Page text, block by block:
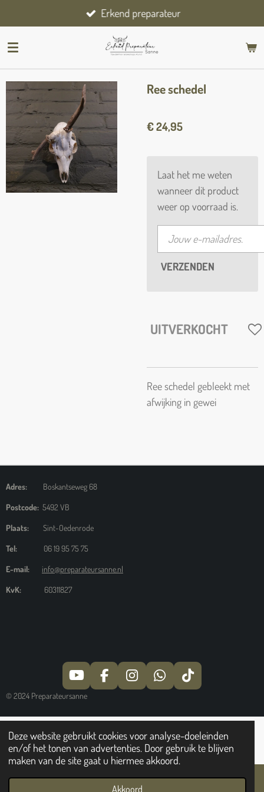
Deze website gebruikt cookies voor analyse-doeleinden
en/of het tonen van advertenties. Door gebruik te blijven
maken van de site gaat u hiermee akkoord.
Akkoord
direct
naar
Erkend preparateur
Ree schedel
€ 24,95
Laat het me weten
wanneer dit product
weer op voorraad is.
VERZENDEN
UITVERKOCHT
Ree schedel gebleekt met
afwijking in gewei
Adres: Boskantseweg 68
Postcode: 5492 VB
Plaats: Sint-Oedenrode
Tel: 06 19 95 75 75
E-mail: info@preparateursanne.nl
KvK: 60311827
Y
O
T
B
E
F
A
E
O
O
K
I
N
T
G
R
A
M
W
H
T
A
P
P
T
I
T
O
K
© 2024 Preparateursanne